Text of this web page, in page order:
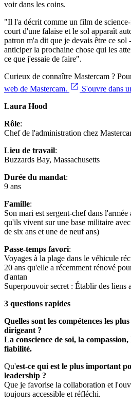
voir dans les coins.
"Il l'a décrit comme un film de
court d'une falaise et le sol apparaît
patron m'a dit que je devais être ce sol
anticiper la prochaine chose qui les
ce que j'essaie de faire".
Curieux de connaître Mastercam ?
web de Mastercam.
S'ouvre dans
Laura Hood
Rôle:
Chef de l'administration chez
Lieu de travail:
Buzzards Bay, Massachusetts
Durée du mandat:
9 ans
Famille:
Son mari est sergent-chef dans
qu'ils vivent sur une base militaire
de six ans et une de neuf ans)
Passe-temps favori:
Voyages à la plage dans le véhicule
20 ans qu'elle a récemment rénové
d'antan
Superpouvoir secret : Établir des liens
3 questions rapides
Quelles sont les compétences les
dirigeant ?
La conscience de soi, la
fiabilité.
Qu'est-ce qui est le plus important
leadership ?
Que je favorise la collaboration et
toujours accessible et réfléchi.